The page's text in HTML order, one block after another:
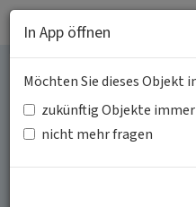
RWTH
In App öffnen
Möchten Sie dieses Objekt
zukünftig Objekte
nicht mehr fragen